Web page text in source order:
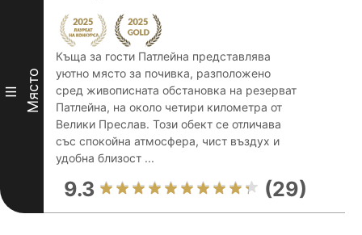
III Място
Къща за гости Патлейна представлява
уютно място за почивка, разположено
сред живописната обстановка на резерват
Патлейна, на около четири километра от
Велики Преслав. Този обект се отличава
със спокойна атмосфера, чист въздух и
удобна близост ...
9.3 (29)